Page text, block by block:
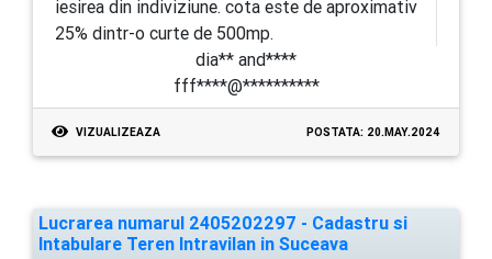
iesirea din indiviziune. cota este de aproximativ
25% dintr-o curte de 500mp.
dia** and****
fff****@**********
VIZUALIZEAZA POSTATA: 20.MAY.2024
Lucrarea numarul 2405202297 - Cadastru si
Intabulare Teren Intravilan in Suceava